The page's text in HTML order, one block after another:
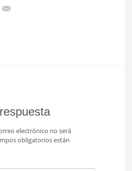
electrónico no será
obligatorios están